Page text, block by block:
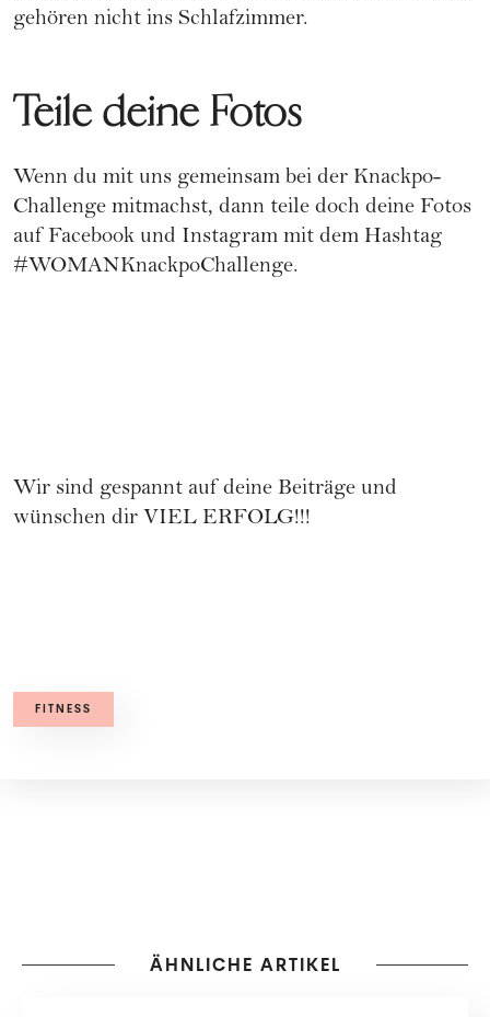
gehören nicht ins Schlafzimmer.
Teile deine Fotos
Wenn du mit uns gemeinsam bei der Knackpo-
Challenge mitmachst, dann teile doch deine Fotos
auf Facebook und Instagram mit dem Hashtag
#WOMANKnackpoChallenge.
Wir sind gespannt auf deine Beiträge und
wünschen dir VIEL ERFOLG!!!
FITNESS
ÄHNLICHE ARTIKEL